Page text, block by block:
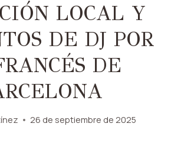
LOCAL Y
DE DJ POR
DE
26 de septiembre de 2025